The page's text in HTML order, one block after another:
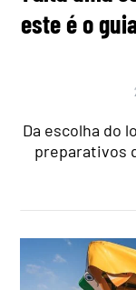
este é o
Da escolha do
preparativos